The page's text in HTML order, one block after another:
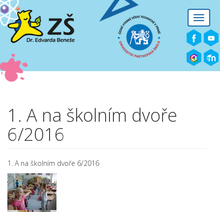
Přejít k hlavnímu obsahu
Toggle
1. A na školním dvoře
6/2016
1. A na školním dvoře 6/2016